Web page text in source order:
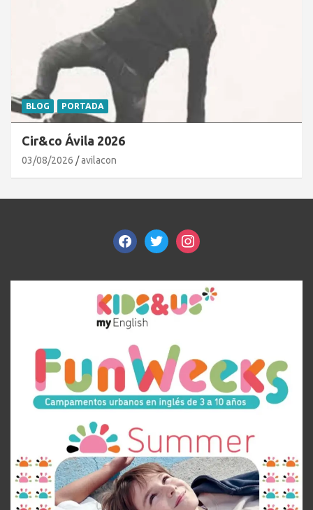
BLOG PORTADA
Cir&co Ávila 2026
03/08/2026 avilacon
facebooktwitterinstagram